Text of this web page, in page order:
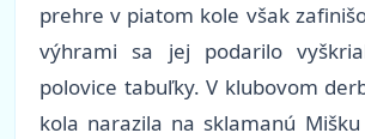
prehre v piatom kole však
výhrami sa jej podarilo
polovice tabuľky. V klubovom
kola narazila na sklamanú